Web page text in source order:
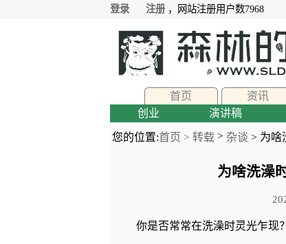
登录 注册，网站注册用户数7968
首页 资讯
创业
演讲稿
您的位置:首页 > 转载 > 杂谈 > 为
为啥洗澡
你是否常常在洗澡时灵光乍现？